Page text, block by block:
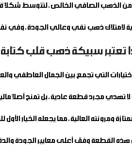
ذهب نقي وعالي الجودة، وفي نفس
تعتبر سبيكة ذهب قلب كتابة
التي تجمع بين الجمال العاطفي
لا تهدي مجرد قطعة عادية، بل تمنح أصلاً
القطعة وفق أعلى معايير الجودة